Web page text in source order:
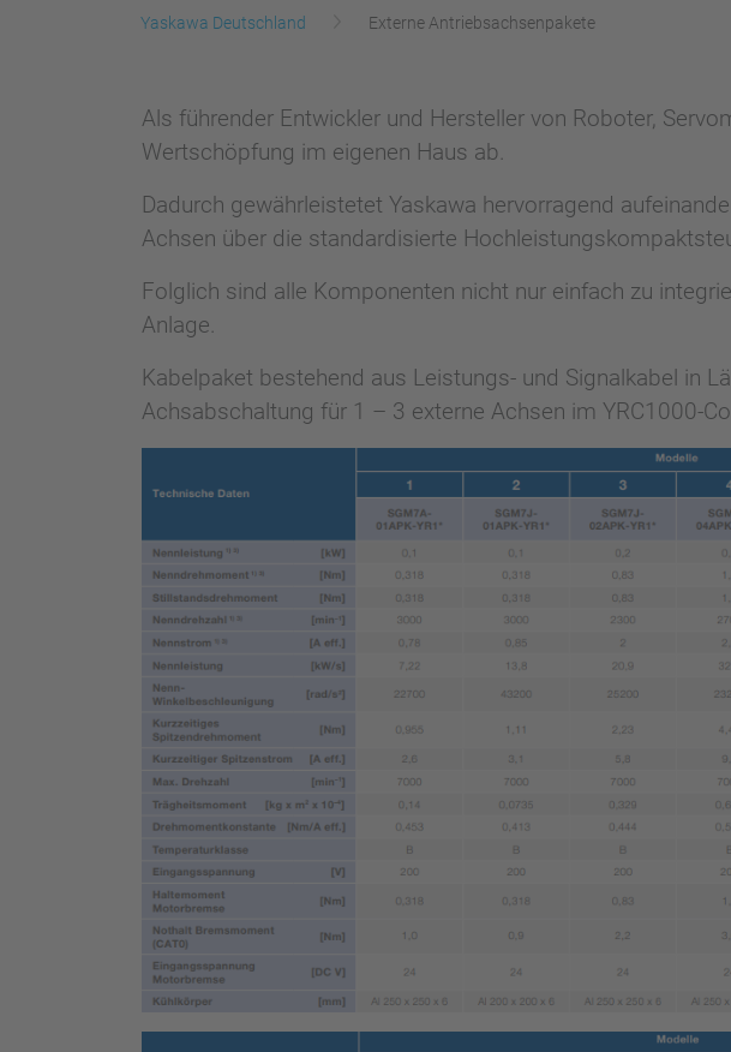
Yaskawa Deutschland Externe Antriebsachsenpakete
Als führender Entwickler und Hersteller von Roboter,
Wertschöpfung im eigenen Haus ab.
Dadurch gewährleistetet Yaskawa hervorragend
Achsen über die standardisierte
Folglich sind alle Komponenten nicht nur einfach zu
Anlage.
Kabelpaket bestehend aus Leistungs- und Signalkabel in
Achsabschaltung für 1 – 3 externe Achsen im YRC1000-